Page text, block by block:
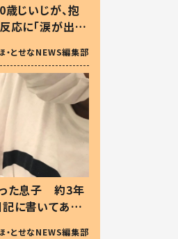
じいじが、抱
応に「涙が出ま
い」
・とせなNEWS編集部
た息子 約3年
に書いてあっ
・とせなNEWS編集部